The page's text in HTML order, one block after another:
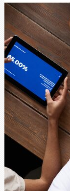
Avia 2は
× 80°の
ードを
ること
うにし
密度な